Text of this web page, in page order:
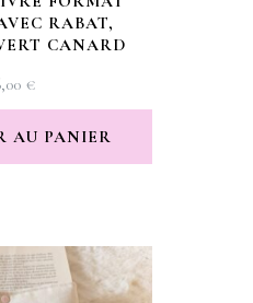
RABAT,
CANARD
€
AU PANIER